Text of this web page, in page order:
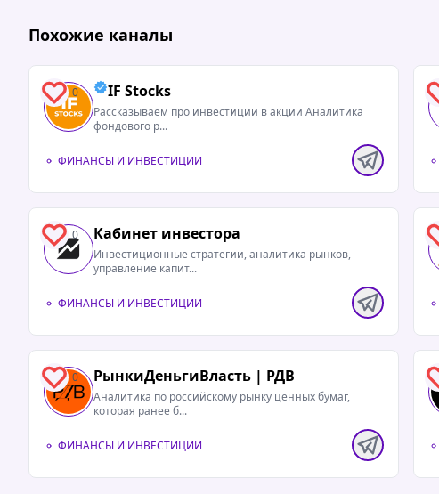
Похожие каналы
0 IF Stocks
Рассказываем про инвестиции в акции Аналитика
фондового р...
ФИНАНСЫ И ИНВЕСТИЦИИ
0 Кабинет инвестора
Инвестиционные стратегии, аналитика рынков,
управление капит...
ФИНАНСЫ И ИНВЕСТИЦИИ
0 РынкиДеньгиВласть | РДВ
Аналитика по российскому рынку ценных бумаг,
которая ранее б...
ФИНАНСЫ И ИНВЕСТИЦИИ